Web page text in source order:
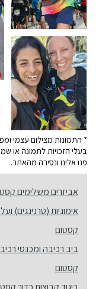
* התמונות מצילום עצמי
בעלי הזכויות לתמונה או
פנו אלינו ונסירה מהאתר.
אביזרים משלימים
אימוניות (טרנינגים)
קסטום
ביב רכיבה ומכנסי
קסטום